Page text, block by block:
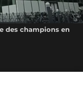
des champions en